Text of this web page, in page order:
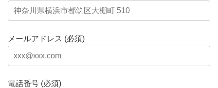
メールアドレス (必須)
電話番号 (必須)